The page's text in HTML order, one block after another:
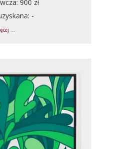
900 zł
-
...